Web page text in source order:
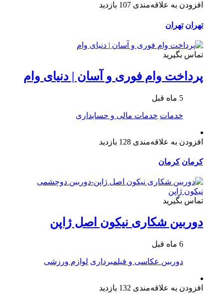
افزودن به علاقه‌مندی 107 بازدید
تهران تهران
تماس بگیرید
پرداخت وام فوری و آسان | دنیای وام
5 ماه قبل
خدمات خدمات مالی و حسابداری
افزودن به علاقه‌مندی 128 بازدید
کرمان کرمان
تماس بگیرید
دوربین شکاری نیکون اصل ژاپن
6 ماه قبل
دوربین عکاسی و فیلمبرداری لوازم ورزشی
افزودن به علاقه‌مندی 132 بازدید